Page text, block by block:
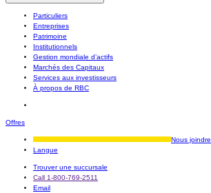
Particuliers
Entreprises
Patrimoine
Institutionnels
Gestion mondiale d’actifs
Marchés des Capitaux
Services aux investisseurs
À propos de RBC
Offres
Nous joindre
Langue
Trouver une succursale
Call 1-800-769-2511
Email